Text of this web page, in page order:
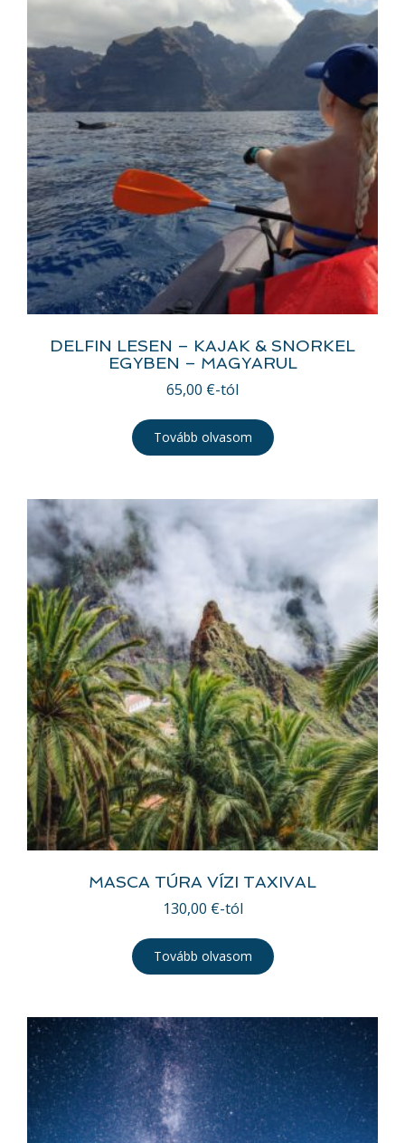
DELFIN LESEN – KAJAK & SNORKEL
EGYBEN – MAGYARUL
65,00 €-tól
Tovább olvasom
MASCA TÚRA VÍZI TAXIVAL
130,00 €-tól
Tovább olvasom